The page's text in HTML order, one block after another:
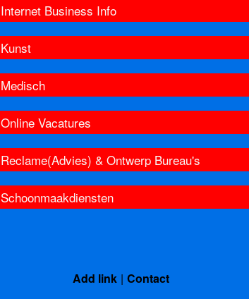
Internet Business Info
Kunst
Medisch
Online Vacatures
Reclame(Advies) & Ontwerp Bureau's
Schoonmaakdiensten
Add link Contact